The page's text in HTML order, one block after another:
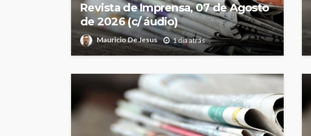
Revista de Imprensa, 07 de Agosto
de 2026 (c/ áudio)
Mauricio De Jesus 1 dia atrás